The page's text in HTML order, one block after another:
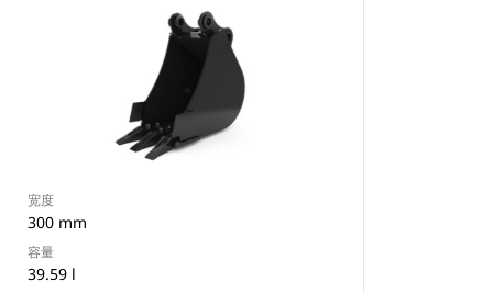
宽度
300 mm
容量
39.59 l